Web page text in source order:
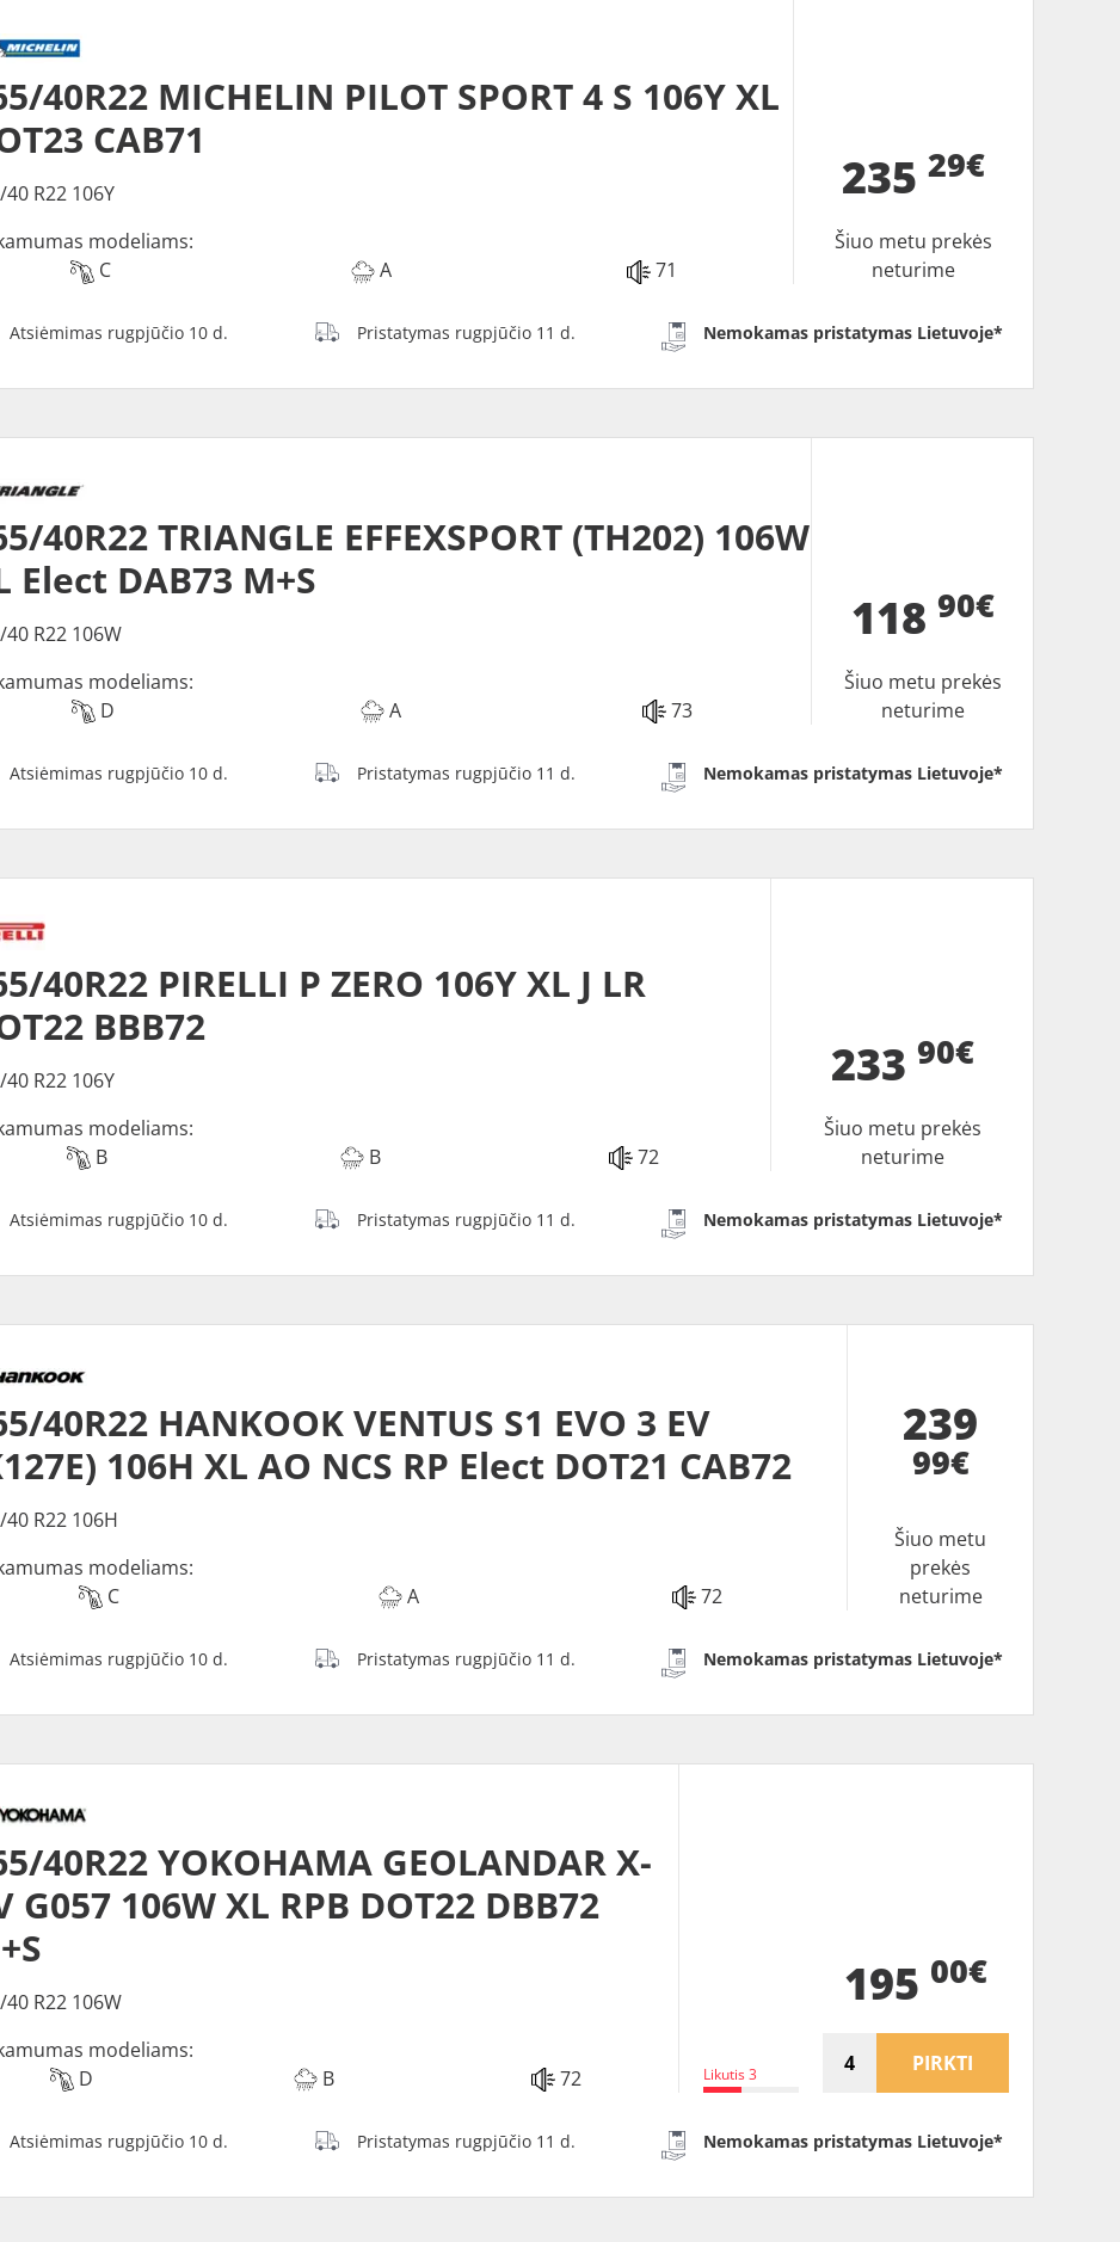
40R22 MICHELIN PILOT SPORT 4 S 106Y XL
CAB71
R22 106Y
modeliams:
C
A 71
235 29€
Šiuo metu prekės
neturime
Atsiėmimas rugpjūčio 10 d. Pristatymas rugpjūčio 11 d. Nemokamas pristatymas Lietuvoje*
40R22 TRIANGLE EFFEXSPORT (TH202) 106W
Elect DAB73 M+S
40 R22 106W
modeliams:
D
A 73
118 90€
Šiuo metu prekės
neturime
Atsiėmimas rugpjūčio 10 d. Pristatymas rugpjūčio 11 d. Nemokamas pristatymas Lietuvoje*
40R22 PIRELLI P ZERO 106Y XL J LR
BBB72
R22 106Y
modeliams:
B
B 72
233 90€
Šiuo metu prekės
neturime
Atsiėmimas rugpjūčio 10 d. Pristatymas rugpjūčio 11 d. Nemokamas pristatymas Lietuvoje*
40R22 HANKOOK VENTUS S1 EVO 3 EV
106H XL AO NCS RP Elect DOT21 CAB72
R22 106H
modeliams:
C
A 72
239
99€
Šiuo metu
prekės
neturime
Atsiėmimas rugpjūčio 10 d. Pristatymas rugpjūčio 11 d. Nemokamas pristatymas Lietuvoje*
40R22 YOKOHAMA GEOLANDAR X-
G057 106W XL RPB DOT22 DBB72
40 R22 106W
modeliams:
D
B 72 Likutis 3
195 00€
PIRKTI
Atsiėmimas rugpjūčio 10 d. Pristatymas rugpjūčio 11 d. Nemokamas pristatymas Lietuvoje*